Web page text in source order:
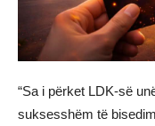
“Sa i përket LDK-së
suksesshëm të